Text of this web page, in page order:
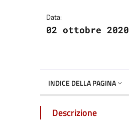
Data:
02 ottobre 2020
INDICE DELLA PAGINA
Descrizione